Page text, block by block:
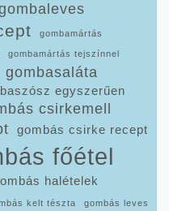
gombamártás
gombamártás tejszínnel
gombasaláta
egyszerűen
csirkemell
gombás csirke recept
főétel
halételek
kelt tészta
gombás leves